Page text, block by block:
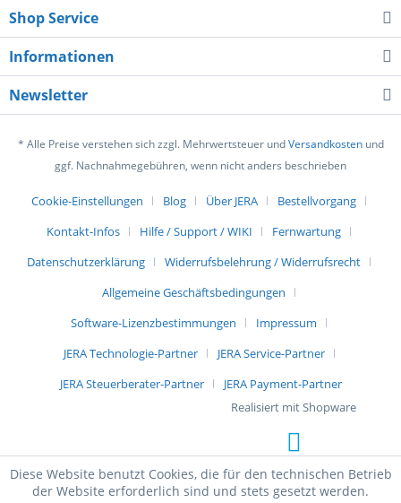
Shop Service
Informationen
Newsletter
* Alle Preise verstehen sich zzgl. Mehrwertsteuer undVersandkostenund
ggf. Nachnahmegebühren, wenn nicht anders beschrieben
Cookie-Einstellungen Blog Über JERA
Bestellvorgang
Kontakt-Infos
Hilfe / Support / WIKI
Fernwartung
Datenschutzerklärung
Widerrufsbelehrung / Widerrufsrecht
Allgemeine Geschäftsbedingungen
Software-Lizenzbestimmungen
Impressum
JERA Technologie-Partner
JERA Service-Partner
JERA Steuerberater-Partner
JERA Payment-Partner
Realisiert mit Shopware
Diese Website benutzt Cookies, die für den technischen Betrieb
der Website erforderlich sind und stets gesetzt werden.